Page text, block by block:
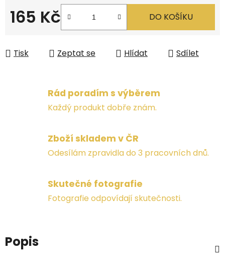
165 Kč DO KOŠÍKU
Tisk Zeptat se Hlídat Sdílet
Rád poradím s výběrem
Každý produkt dobře znám.
Zboží skladem v ČR
Odesílám zpravidla do 3 pracovních dnů.
Skutečné fotografie
Fotografie odpovídají skutečnosti.
Popis